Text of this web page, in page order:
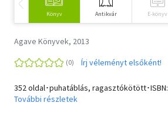
Könyv Antikvár E-könyv
Agave Könyvek, 2013
Írj véleményt elsőként!
352 oldal･puhatáblás, ragasztókötött･ISBN:
További részletek